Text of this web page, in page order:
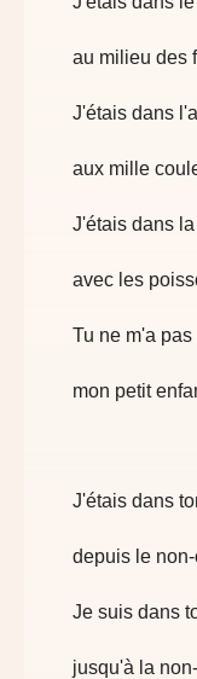
au milieu des
J'étais dans
aux mille
J'étais dans la
avec les
Tu ne m'a pas
mon petit
J'étais dans
depuis le
Je suis dans
jusqu'à la